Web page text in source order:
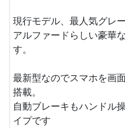
現行モデル、最人気グレ
アルファードらしい豪華
す。
最新型なのでスマホを画
搭載。
自動ブレーキもハンドル
イプです